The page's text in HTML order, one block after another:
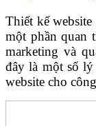
Thiết kế
một phần quan
marketing và
đây là một số
website cho